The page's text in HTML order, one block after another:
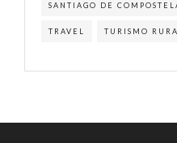
SANTIAGO DE
TRAVEL TURISMO